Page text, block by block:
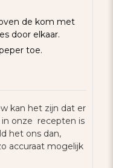
de kom met
door elkaar.
toe.
kan het zijn dat er
onze recepten is
het ons dan,
accuraat mogelijk